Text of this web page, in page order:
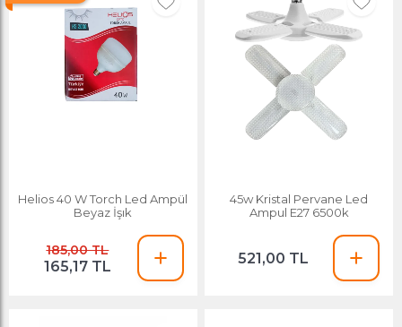
Helios 40 W Torch Led Ampül
Beyaz İşık
185,00 TL
165,17 TL
45w Kristal Pervane Led
Ampul E27 6500k
521,00 TL